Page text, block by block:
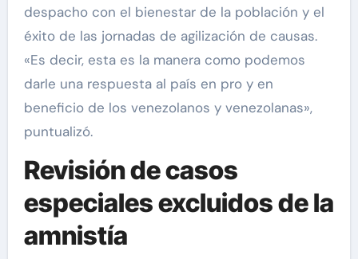
despacho con el bienestar de la población y el
éxito de las jornadas de agilización de causas.
«Es decir, esta es la manera como podemos
darle una respuesta al país en pro y en
beneficio de los venezolanos y venezolanas»,
puntualizó.
Revisión de casos
especiales excluidos de la
amnistía